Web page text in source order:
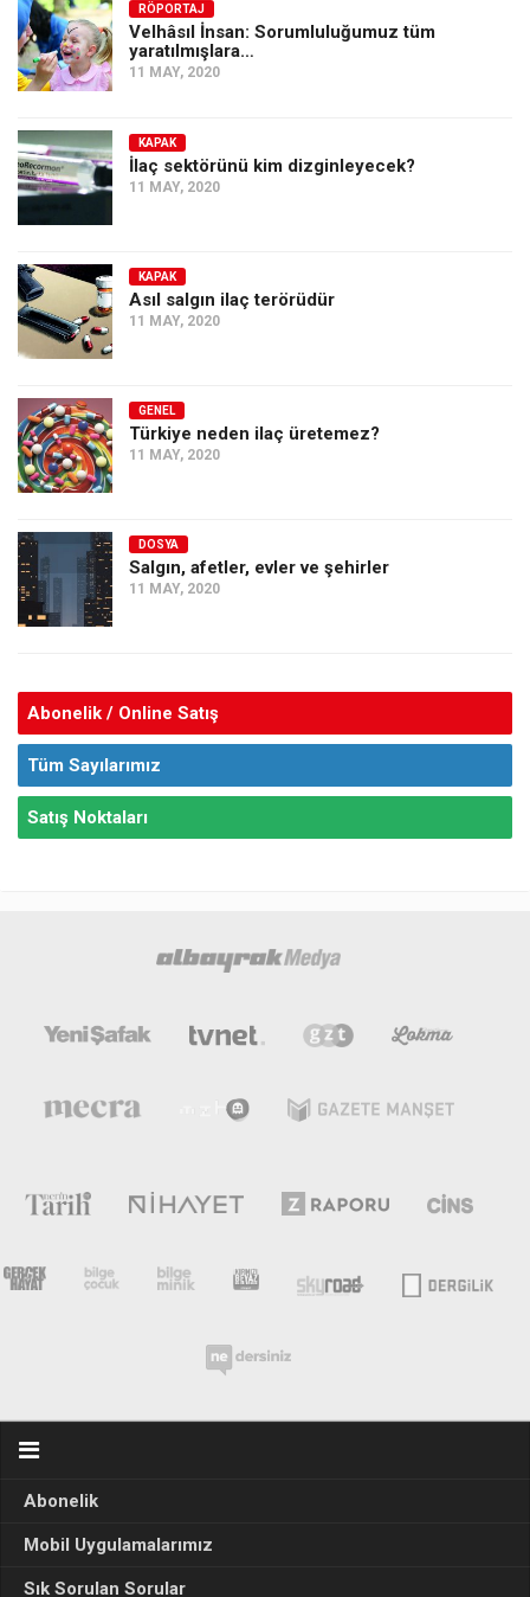
Amerika
Avustralya
Tarih
Düşünce
Dosyalar
RÖPORTAJ
Velhâsıl İnsan: Sorumluluğumuz tüm
yaratılmışlara…
11 MAY, 2020
KAPAK
İlaç sektörünü kim dizginleyecek?
11 MAY, 2020
KAPAK
Asıl salgın ilaç terörüdür
11 MAY, 2020
GENEL
Türkiye neden ilaç üretemez?
11 MAY, 2020
DOSYA
Salgın, afetler, evler ve şehirler
11 MAY, 2020
Abonelik / Online Satış
Tüm Sayılarımız
Satış Noktaları
Abonelik
Mobil Uygulamalarımız
Sık Sorulan Sorular